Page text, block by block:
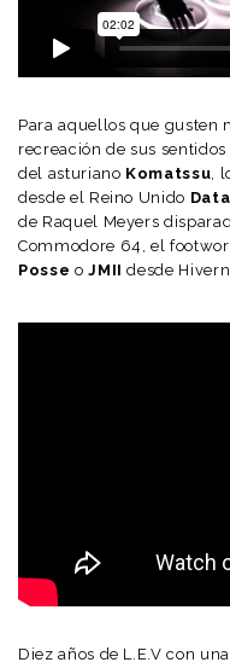
Para aquellos que gusten
recreación de sus
del asturiano Komatssu,
desde el Reino Unido
de Raquel Meyers
Commodore 64, el
Posse oJMII desde
Diez años de L.E.V con